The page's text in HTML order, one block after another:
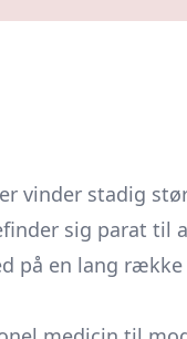
vinder stadig
sig parat
på en lang